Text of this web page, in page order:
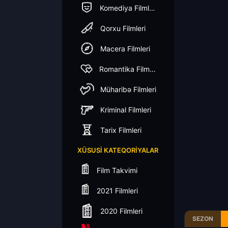
Komediya Filmleri
Qorxu Filmleri
Macera Filmleri
Romantika Filmleri
Müharibə Filmleri
Kriminal Filmleri
Tarix Filmleri
XÜSUSI KATEQORIYALAR
Film Takvimi
2021 Filmleri
2020 Filmleri
SEZON